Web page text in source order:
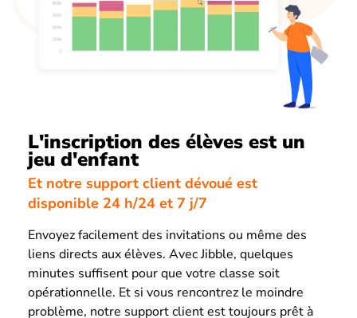
L'inscription des élèves est un
jeu d'enfant
Et notre support client dévoué est
disponible 24 h/24 et 7 j/7
Envoyez facilement des invitations ou même des
liens directs aux élèves. Avec Jibble, quelques
minutes suffisent pour que votre classe soit
opérationnelle. Et si vous rencontrez le moindre
problème, notre support client est toujours prêt à